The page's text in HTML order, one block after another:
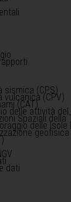
sismica (CPS)
vulcanica (CPV)
(CAT)
delle attività
Spaziali della
delle Isole
dati